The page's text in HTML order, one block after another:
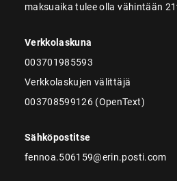
maksuaika tulee olla vähintään
Verkkolaskuna
003701985593
Verkkolaskujen välittäjä
003708599126 (OpenText)
Sähköpostitse
fennoa.506159@erin.posti.com